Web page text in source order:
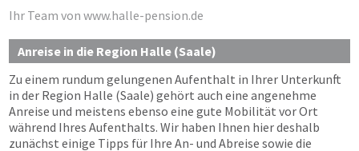
Ihr Team von www.halle-pension.de
Anreise in die Region Halle (Saale)
Zu einem rundum gelungenen Aufenthalt in Ihrer Unterkunft
in der Region Halle (Saale) gehört auch eine angenehme
Anreise und meistens ebenso eine gute Mobilität vor Ort
während Ihres Aufenthalts. Wir haben Ihnen hier deshalb
zunächst einige Tipps für Ihre An- und Abreise sowie die